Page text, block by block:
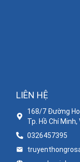
LIÊN HỆ
168/7 Đường
Tp. Hồ Chí
0326457395